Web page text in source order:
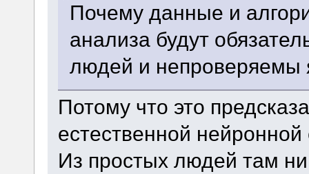
Почему данные и
анализа будут
людей и непроверяемы
Потому что это
естественной нейронной
Из простых людей там